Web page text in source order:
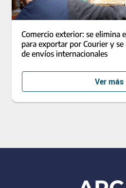
Comercio exterior: se elimina
para exportar por Courier y
de envíos internacionales
Ver más